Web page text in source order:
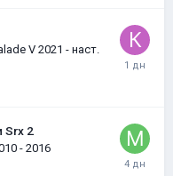
V 2021 - наст.
Srx 2
- 2016